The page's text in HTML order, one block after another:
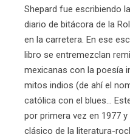
Shepard fue escribiendo
diario de bitácora de la
en la carretera. En ese
libro se entremezclan
mexicanas con la poesía
mitos indios (de ahí el
católica con el blues...
por primera vez en 1977
clásico de la literatura-